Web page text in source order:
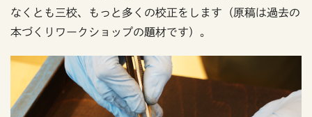
なくとも三校、もっと多くの校正をします（原稿は過去の
本づくりワークショップの題材です）。